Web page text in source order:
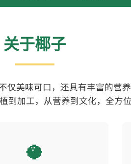
关于椰子
仅美味可口，还具有丰富的营
加工，从营养到文化，全方
🥥